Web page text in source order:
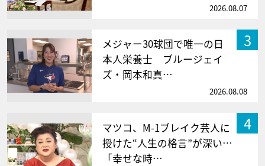
2026.08.07
3
メジャー30球団で唯一の日
本人栄養士 ブルージェイ
ズ・岡本和真…
2026.08.08
4
マツコ、M-1ブレイク芸人に
授けた“人生の格言”が深い…
「幸せな時…